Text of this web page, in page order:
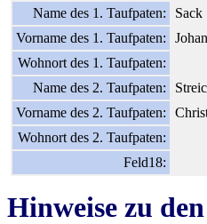
Name des 1. Taufpaten:
Sack
Vorname des 1. Taufpaten:
Wohnort des 1. Taufpaten:
Name des 2. Taufpaten:
Vorname des 2. Taufpaten:
Wohnort des 2. Taufpaten:
Feld18:
Hinweise zu